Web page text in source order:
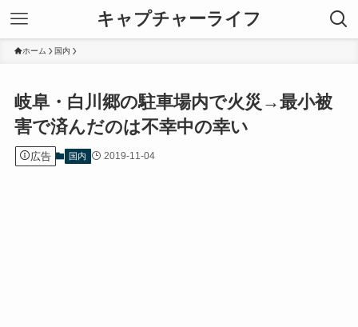
キャプチャーライフ
ホーム 国内
岐阜・白川郷の駐車場内で火災→最小被
害で済んだのは不幸中の幸い
広告 国内 2019-11-04